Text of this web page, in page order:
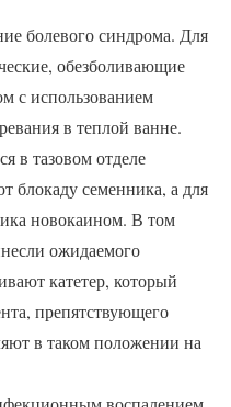
болевого синдрома. Для
обезболивающие
с использованием
в теплой ванне.
в тазовом отделе
блокаду семенника, а для
новокаином. В том
ожидаемого
катетер, который
препятствующего
в таком положении на